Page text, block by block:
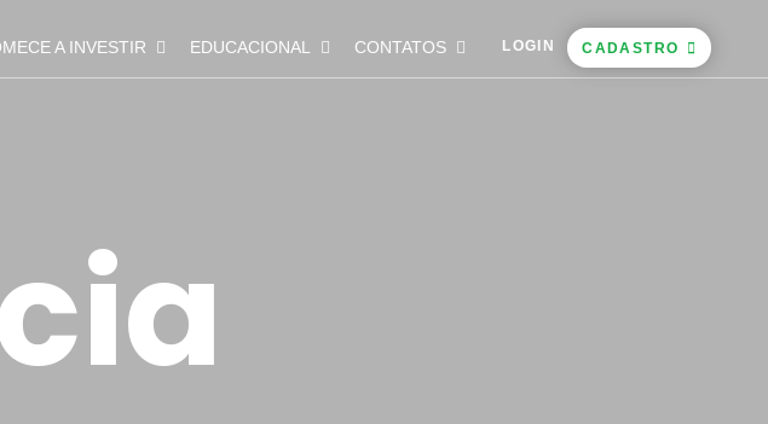
A INVESTIR EDUCACIONAL CONTATOS LOGIN CADASTRO